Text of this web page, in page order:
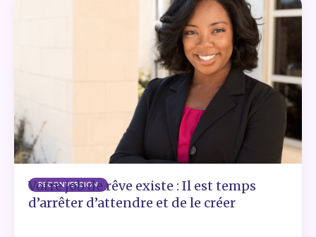
RECONVERSION
Votre job de rêve existe : Il est temps
d’arrêter d’attendre et de le créer